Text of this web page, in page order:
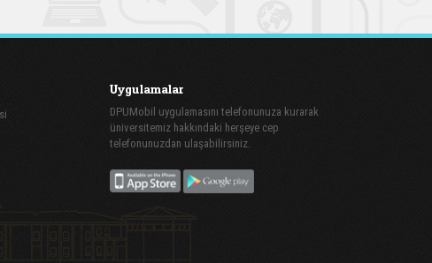
Uygulamalar
DPUMobil uygulamasını telefonunuza kurarak
üniversitemiz hakkındaki herşeye cep
telefonunuzdan ulaşabilirsiniz.